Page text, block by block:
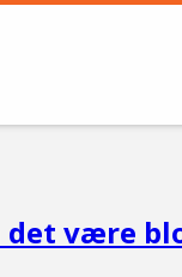
det være